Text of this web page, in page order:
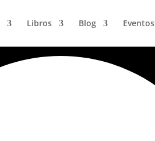
Libros Blog Eventos